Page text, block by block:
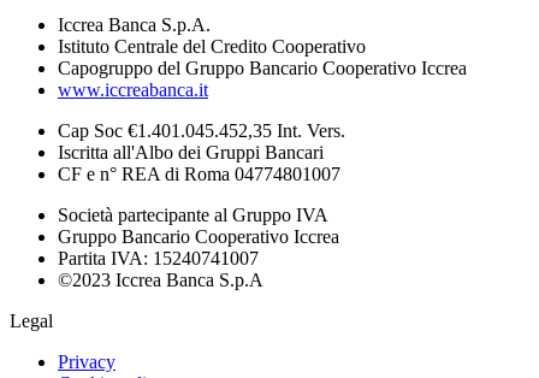
Iccrea Banca S.p.A.
Istituto Centrale del Credito Cooperativo
Capogruppo del Gruppo Bancario Cooperativo Iccrea
www.iccreabanca.it
Cap Soc €1.401.045.452,35 Int. Vers.
Iscritta all'Albo dei Gruppi Bancari
CF e n° REA di Roma 04774801007
Società partecipante al Gruppo IVA
Gruppo Bancario Cooperativo Iccrea
Partita IVA: 15240741007
©2023 Iccrea Banca S.p.A
Legal
Privacy